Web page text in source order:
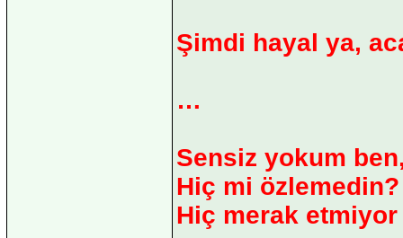
Şimdi hayal ya,
…
Sensiz yokum
Hiç mi özlemedin?
Hiç merak etmiyor